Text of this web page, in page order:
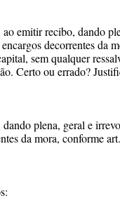
emitir recibo, dando
decorrentes da
sem qualquer
Certo ou errado?
plena, geral e
da mora, conforme